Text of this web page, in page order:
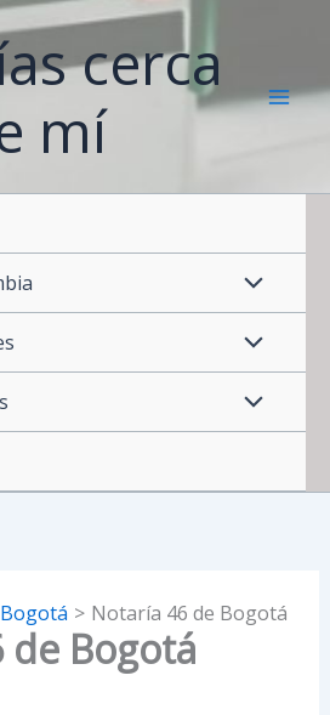
cerca
mí
Notaría 46 de Bogotá
de Bogotá